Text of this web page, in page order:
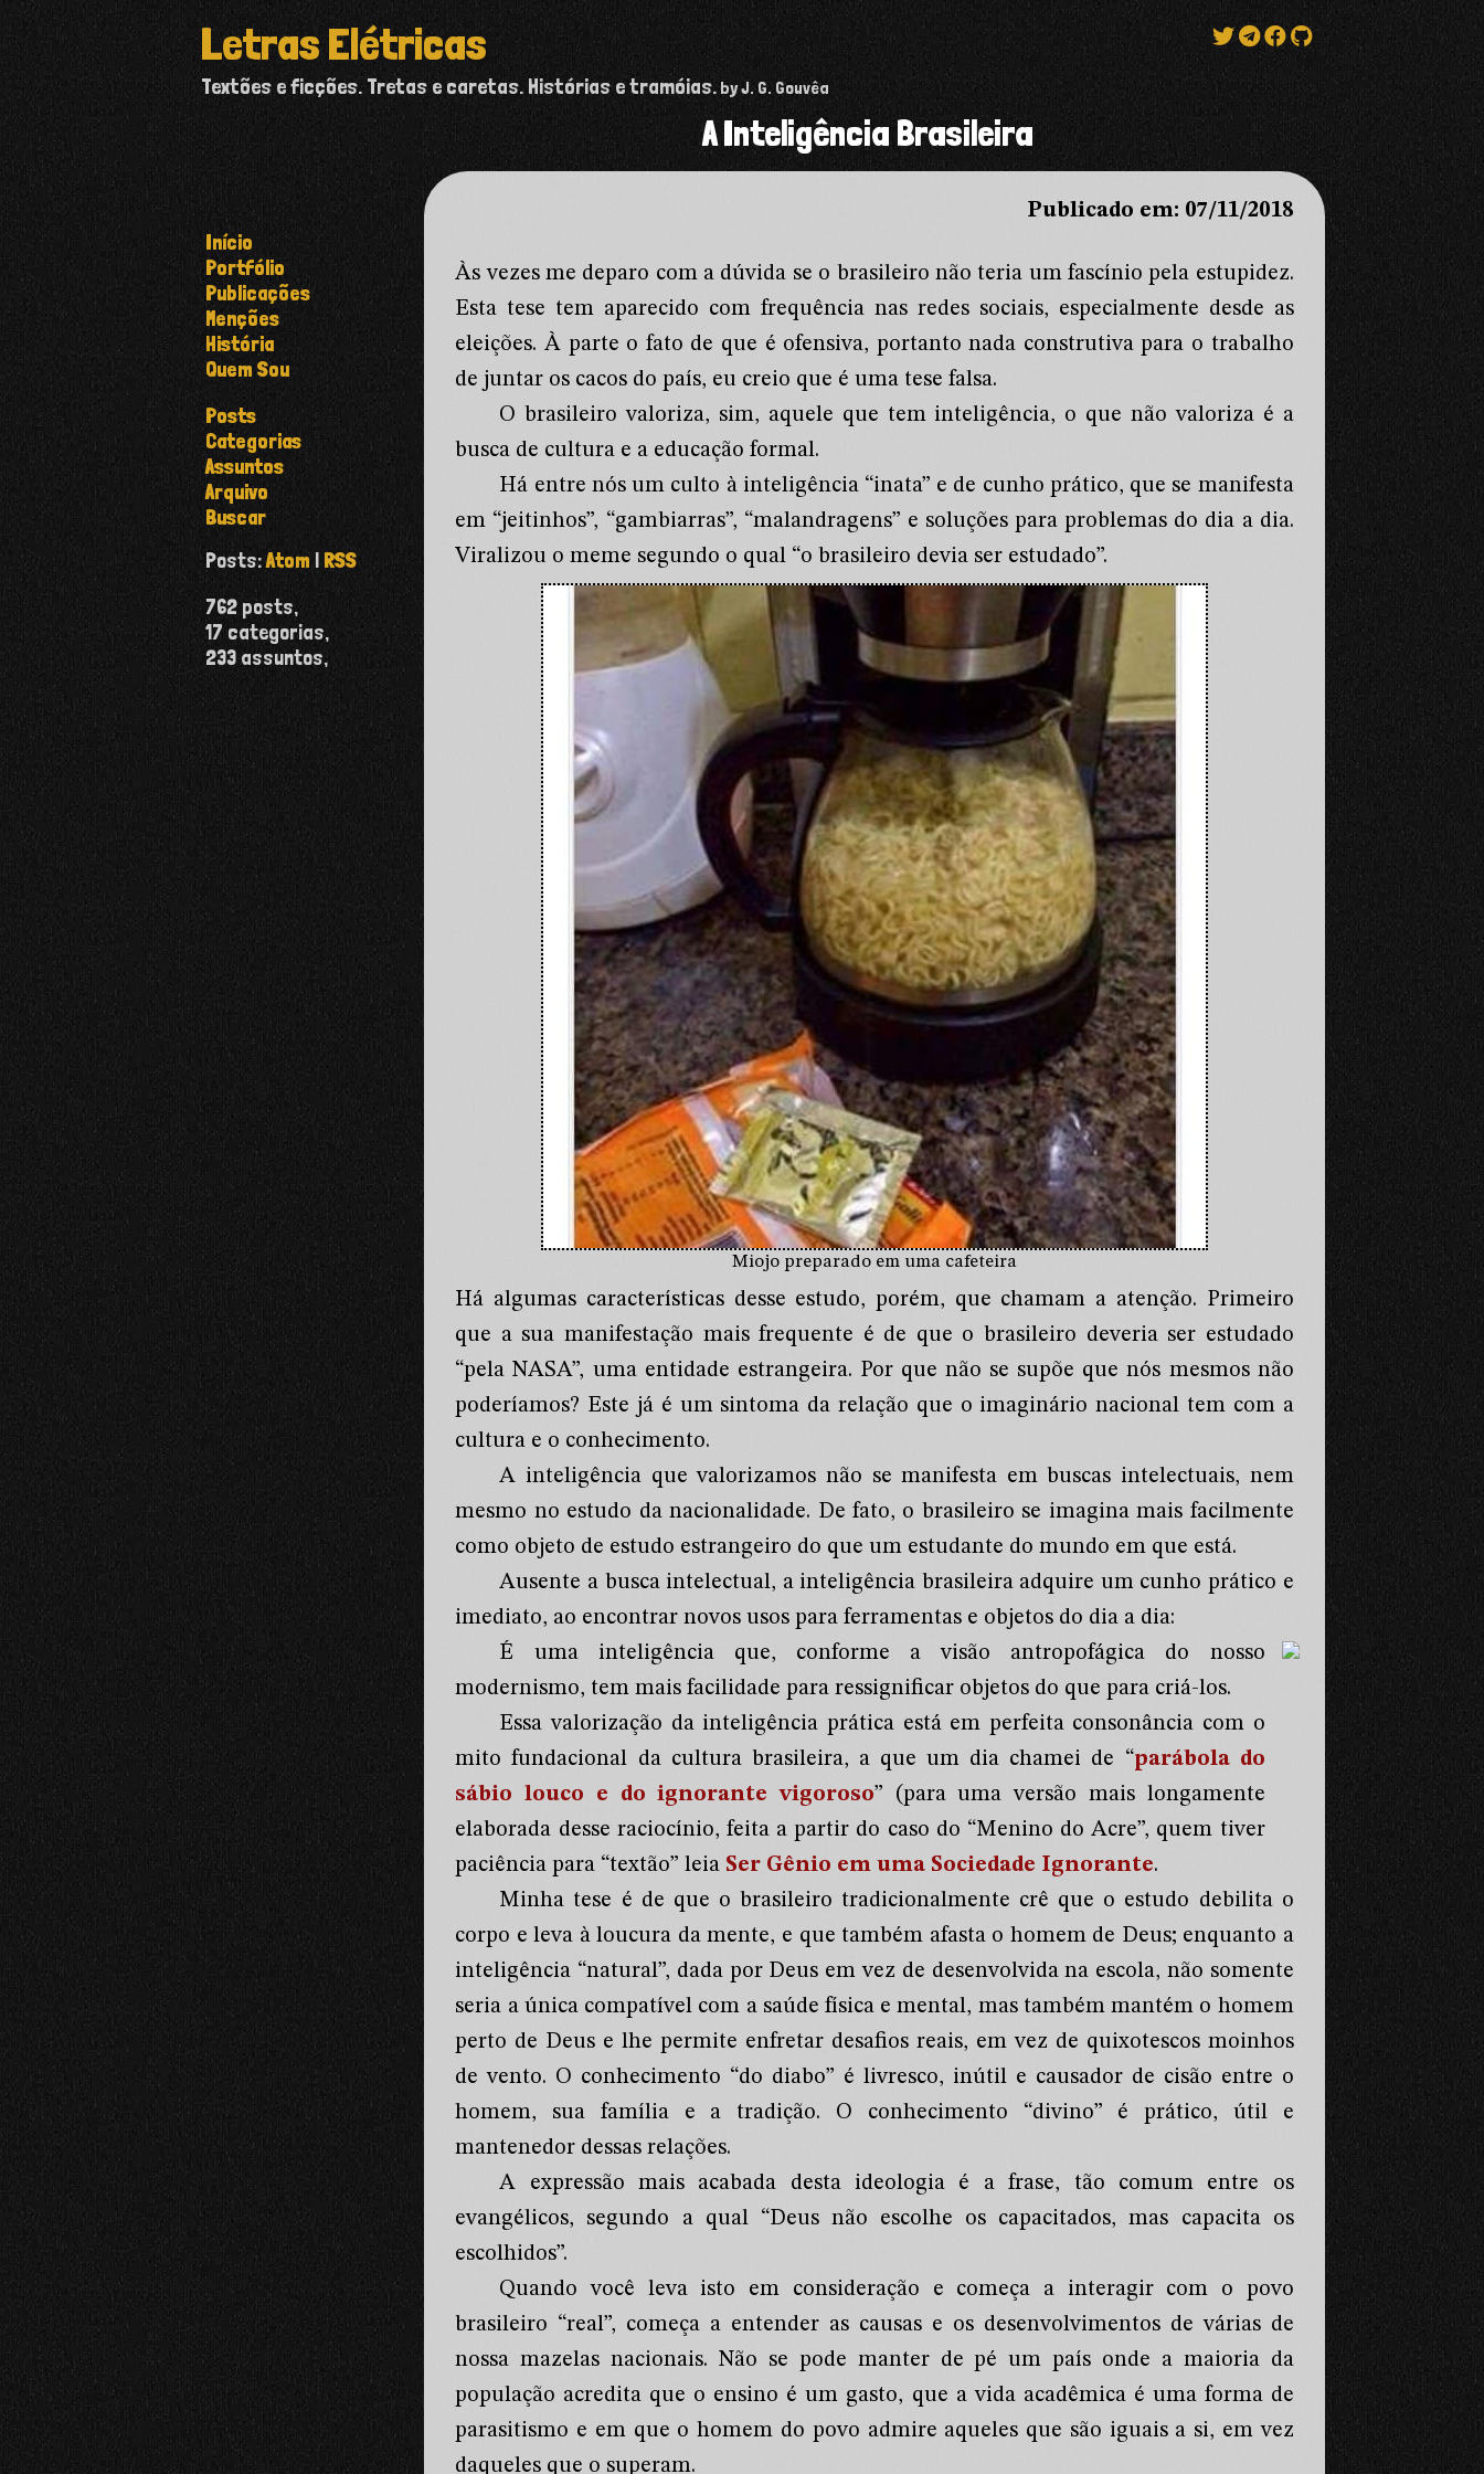
Letras Elétricas
Textões e ficções. Tretas e caretas. Histórias e tramóias. by J. G. Gouvêa
Início
Portfólio
Publicações
Menções
História
Quem Sou
Posts
Categorias
Assuntos
Arquivo
Buscar
Posts:Atom |RSS
762posts,
17 categorias,
233assuntos,
A Inteligência Brasileira
Publicado em: 07/11/2018
Às vezes me deparo com a dúvida se o brasileiro não teria um fascínio pela estupidez.
Esta tese tem aparecido com frequência nas redes sociais, especialmente desde as
eleições. À parte o fato de que é ofensiva, portanto nada construtiva para o trabalho
de juntar os cacos do país, eu creio que é uma tese falsa.
O brasileiro valoriza, sim, aquele que tem inteligência, o que não valoriza é a
busca de cultura e a educação formal.
Há entre nós um culto à inteligência “inata” e de cunho prático, que se manifesta
em “jeitinhos”, “gambiarras”, “malandragens” e soluções para problemas do dia a dia.
Viralizou o meme segundo o qual “o brasileiro devia ser estudado”.
Miojo preparado em uma cafeteira
Há algumas características desse estudo, porém, que chamam a atenção. Primeiro
que a sua manifestação mais frequente é de que o brasileiro deveria ser estudado
“pela NASA”, uma entidade estrangeira. Por que não se supõe que nós mesmos não
poderíamos? Este já é um sintoma da relação que o imaginário nacional tem com a
cultura e o conhecimento.
A inteligência que valorizamos não se manifesta em buscas intelectuais, nem
mesmo no estudo da nacionalidade. De fato, o brasileiro se imagina mais facilmente
como objeto de estudo estrangeiro do que um estudante do mundo em que está.
Ausente a busca intelectual, a inteligência brasileira adquire um cunho prático e
imediato, ao encontrar novos usos para ferramentas e objetos do dia a dia:
É uma inteligência que, conforme a visão antropofágica do nosso
modernismo, tem mais facilidade para ressignificar objetos do que para criá-los.
Essa valorização da inteligência prática está em perfeita consonância com o
mito fundacional da cultura brasileira, a que um dia chamei de “parábola do
sábio louco e do ignorante vigoroso” (para uma versão mais longamente
elaborada desse raciocínio, feita a partir do caso do “Menino do Acre”, quem tiver
paciência para “textão” leia Ser Gênio em uma Sociedade Ignorante.
Minha tese é de que o brasileiro tradicionalmente crê que o estudo debilita o
corpo e leva à loucura da mente, e que também afasta o homem de Deus; enquanto a
inteligência “natural”, dada por Deus em vez de desenvolvida na escola, não somente
seria a única compatível com a saúde física e mental, mas também mantém o homem
perto de Deus e lhe permite enfretar desafios reais, em vez de quixotescos moinhos
de vento. O conhecimento “do diabo” é livresco, inútil e causador de cisão entre o
homem, sua família e a tradição. O conhecimento “divino” é prático, útil e
mantenedor dessas relações.
A expressão mais acabada desta ideologia é a frase, tão comum entre os
evangélicos, segundo a qual “Deus não escolhe os capacitados, mas capacita os
escolhidos”.
Quando você leva isto em consideração e começa a interagir com o povo
brasileiro “real”, começa a entender as causas e os desenvolvimentos de várias de
nossa mazelas nacionais. Não se pode manter de pé um país onde a maioria da
população acredita que o ensino é um gasto, que a vida acadêmica é uma forma de
parasitismo e em que o homem do povo admire aqueles que são iguais a si, em vez
daqueles que o superam.